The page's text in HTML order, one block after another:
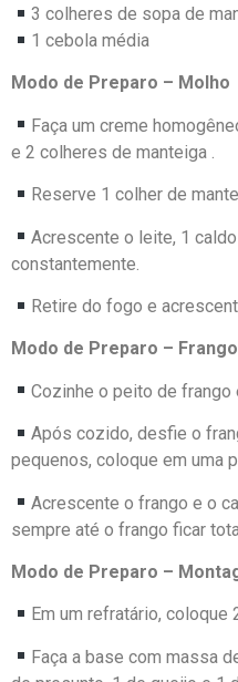
3 colheres de sopa de
1 cebola média
Modo de Preparo – Molho
Faça um creme
e 2 colheres de manteiga .
Reserve 1 colher de
Acrescente o leite, 1
constantemente.
Retire do fogo e
Modo de Preparo – Frango
Cozinhe o peito de frango
Após cozido, desfie o
pequenos, coloque em uma
Acrescente o frango e o
sempre até o frango ficar
Modo de Preparo –
Em um refratário, coloque
Faça a base com massa